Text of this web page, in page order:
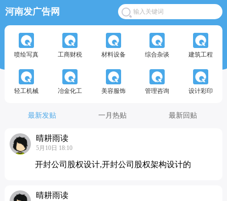
河南发广告网
喷绘写真 工商财税 材料设备 综合杂谈 建筑工程
轻工机械 冶金化工 美容服饰 管理咨询 设计彩印
最新发贴 一月热贴 最新回贴
晴耕雨读
5月10日 18:10
开封公司股权设计,开封公司股权架构设计的
晴耕雨读